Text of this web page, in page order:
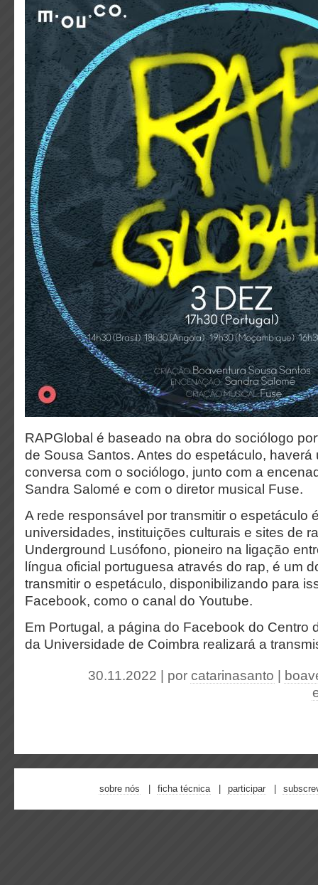
RAPGlobal é baseado na obra do sociólogo
de Sousa Santos. Antes do espetáculo, haverá
conversa com o sociólogo, junto com a
Sandra Salomé e com o diretor musical Fuse.
A rede responsável por transmitir o espetáculo
universidades, instituições culturais e sites de
Underground Lusófono, pioneiro na ligação
língua oficial portuguesa através do rap, é um
transmitir o espetáculo, disponibilizando para
Facebook, como o canal do Youtube.
Em Portugal, a página do Facebook do Centro
da Universidade de Coimbra realizará a
30.11.2022 | por catarinasanto
sobre nós ficha técnica participar